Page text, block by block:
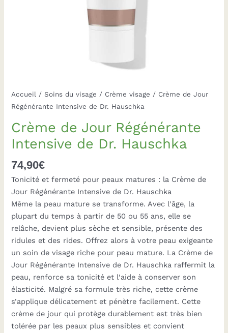
Accueil /Soins du visage / Crème visage / Crème de Jour
Régénérante Intensive de Dr. Hauschka
Crème de Jour Régénérante
Intensive de Dr. Hauschka
74,90€
Tonicité et fermeté pour peaux matures : la Crème de
Jour Régénérante Intensive de Dr. Hauschka
Même la peau mature se transforme. Avec l’âge, la
plupart du temps à partir de 50 ou 55 ans, elle se
relâche, devient plus sèche et sensible, présente des
ridules et des rides. Offrez alors à votre peau exigeante
un soin de visage riche pour peau mature. La Crème de
Jour Régénérante Intensive de Dr. Hauschka raffermit la
peau, renforce sa tonicité et l’aide à conserver son
élasticité. Malgré sa formule très riche, cette crème
s’applique délicatement et pénètre facilement. Cette
crème de jour qui protège durablement est très bien
tolérée par les peaux plus sensibles et convient